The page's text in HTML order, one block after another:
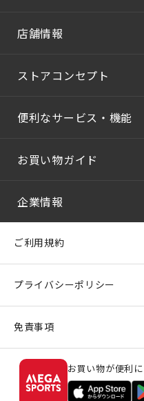
店舗情報
ストアコンセプト
便利なサービス・機能
お買い物ガイド
企業情報
ご利用規約
プライバシーポリシー
免責事項
お買い物が便利